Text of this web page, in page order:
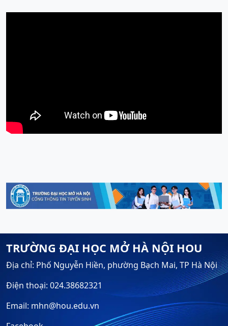
TRƯỜNG ĐẠI HỌC MỞ HÀ NỘI HOU
Địa chỉ: Phố Nguyễn Hiền, phường Bạch Mai, TP Hà Nội
Điện thoại: 024.38682321
Email: mhn@hou.edu.vn